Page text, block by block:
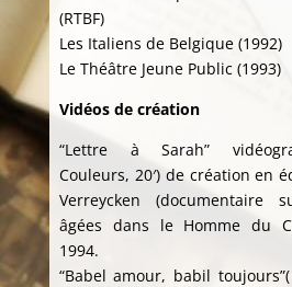
(RTBF)
Les Italiens de Belgique (1992)
Le Théâtre Jeune Public (1993)
Vidéos de création
“Lettre à Sarah”
Couleurs, 20′) de création en
Verreycken (documentaire
âgées dans le Homme du
1994.
“Babel amour, babil